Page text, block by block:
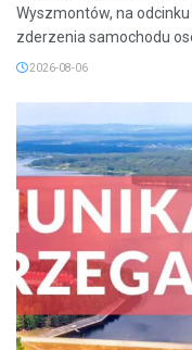
Wyszmontów, na
zderzenia samochodu
2026-08-06